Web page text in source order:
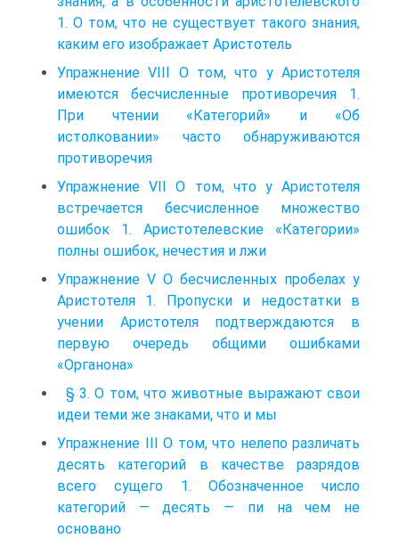
1. О том, что не существует такого знания,
каким его изображает Аристотель
Упражнение VIII О том, что у Аристотеля
имеются бесчисленные противоречия 1.
При чтении «Категорий» и «Об
истолковании» часто обнаруживаются
противоречия
Упражнение VII О том, что у Аристотеля
встречается бесчисленное множество
ошибок 1. Аристотелевские «Категории»
полны ошибок, нечестия и лжи
Упражнение V О бесчисленных пробелах у
Аристотеля 1. Пропуски и недостатки в
учении Аристотеля подтверждаются в
первую очередь общими ошибками
«Органона»
§ 3. О том, что животные выражают свои
идеи теми же знаками, что и мы
Упражнение III О том, что нелепо различать
десять категорий в качестве разрядов
всего сущего 1. Обозначенное число
категорий — десять — пи на чем не
основано